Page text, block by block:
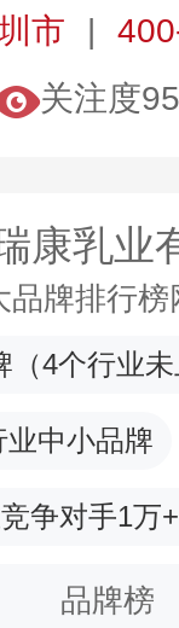
市
关注度
康乳业
牌排行
（4个行业
中小品牌
竞争对手1万
品牌榜